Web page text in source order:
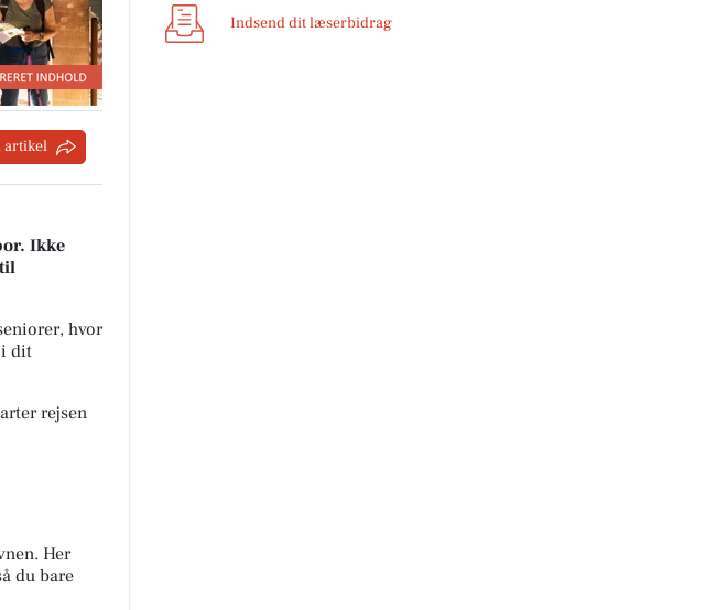
artikel
Ikke
hvor
i dit
rejsen
Her
du bare
Indsend dit læserbidrag